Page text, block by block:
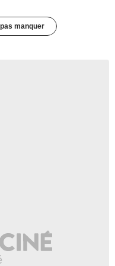
manquer